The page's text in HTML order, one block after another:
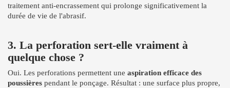
traitement anti-encrassement qui prolonge significativement la
durée de vie de l'abrasif.
3. La perforation sert-elle vraiment à
quelque chose ?
Oui. Les perforations permettent une aspiration efficace des
poussières pendant le ponçage. Résultat : une surface plus propre,